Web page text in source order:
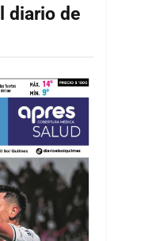
diario de